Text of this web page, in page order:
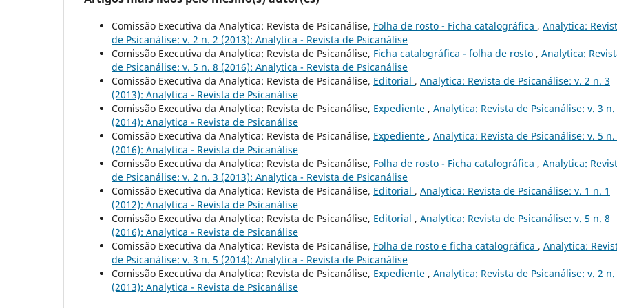
Comissão Executiva da Analytica: Revista de Psicanálise, Folha de rosto - Ficha catalográfica , Analytica:
de Psicanálise: v. 2 n. 2 (2013): Analytica - Revista de Psicanálise
Comissão Executiva da Analytica: Revista de Psicanálise, Ficha catalográfica - folha de rosto , Analytica:
de Psicanálise: v. 5 n. 8 (2016): Analytica - Revista de Psicanálise
Comissão Executiva da Analytica: Revista de Psicanálise, Editorial , Analytica: Revista de Psicanálise: v. 2 n. 3
(2013): Analytica - Revista de Psicanálise
Comissão Executiva da Analytica: Revista de Psicanálise, Expediente , Analytica: Revista de Psicanálise: v. 3 n.
(2014): Analytica - Revista de Psicanálise
Comissão Executiva da Analytica: Revista de Psicanálise, Expediente , Analytica: Revista de Psicanálise: v. 5 n.
(2016): Analytica - Revista de Psicanálise
Comissão Executiva da Analytica: Revista de Psicanálise, Folha de rosto - Ficha catalográfica , Analytica:
de Psicanálise: v. 2 n. 3 (2013): Analytica - Revista de Psicanálise
Comissão Executiva da Analytica: Revista de Psicanálise, Editorial , Analytica: Revista de Psicanálise: v. 1 n. 1
(2012): Analytica - Revista de Psicanálise
Comissão Executiva da Analytica: Revista de Psicanálise, Editorial , Analytica: Revista de Psicanálise: v. 5 n. 8
(2016): Analytica - Revista de Psicanálise
Comissão Executiva da Analytica: Revista de Psicanálise, Folha de rosto e ficha catalográfica , Analytica:
de Psicanálise: v. 3 n. 5 (2014): Analytica - Revista de Psicanálise
Comissão Executiva da Analytica: Revista de Psicanálise, Expediente , Analytica: Revista de Psicanálise: v. 2 n.
(2013): Analytica - Revista de Psicanálise